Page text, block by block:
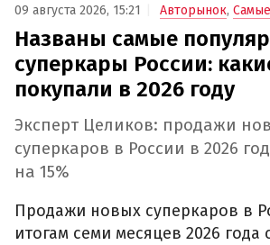
09 августа 2026, 15:21 Авторынок,
Названы самые
суперкары России:
покупали в 2026 году
Эксперт Целиков: продажи
суперкаров в России в 2026
на 15%
Продажи новых суперкаров в
итогам семи месяцев 2026 года